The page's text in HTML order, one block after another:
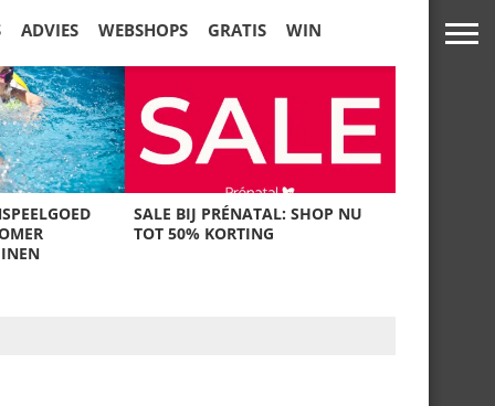
ADVIES WEBSHOPS GRATIS WIN
SALE BIJ PRÉNATAL: SHOP NU
TOT 50% KORTING